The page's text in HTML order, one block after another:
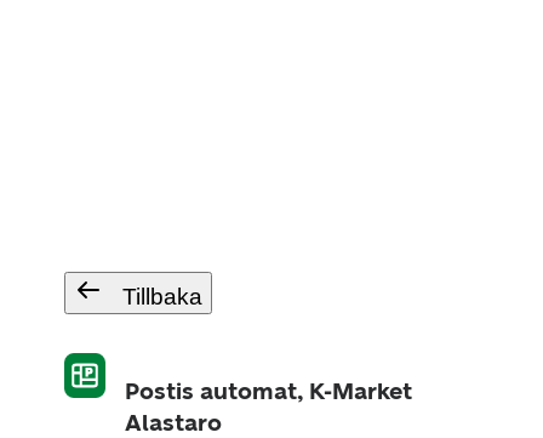
Tillbaka
Postis automat, K-Market
Alastaro